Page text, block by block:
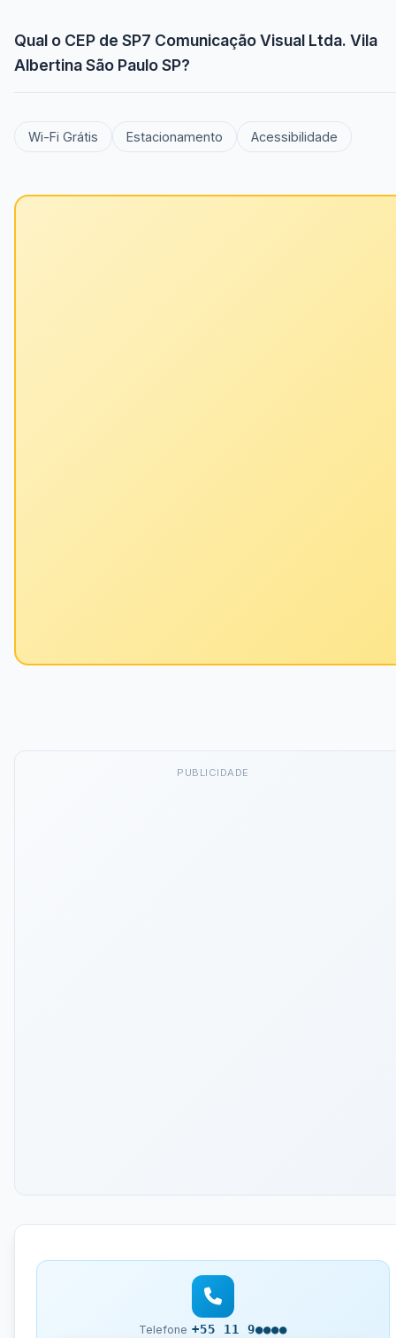
Qual o CEP de SP7 Comunicação Visual Ltda. Vila
Albertina São Paulo SP?
Wi-Fi Grátis Estacionamento Acessibilidade
PUBLICIDADE
Telefone +55 11 9●●●●